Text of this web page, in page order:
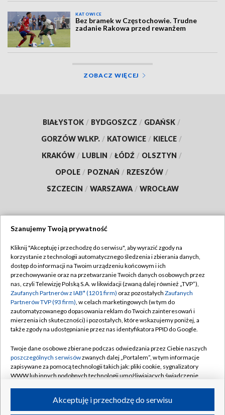
KATOWICE
Bez bramek w Częstochowie. Trudne
zadanie Rakowa przed rewanżem
ZOBACZ WIĘCEJ
BIAŁYSTOK / BYDGOSZCZ / GDAŃSK /
GORZÓW WLKP. / KATOWICE / KIELCE /
KRAKÓW / LUBLIN / ŁÓDŹ / OLSZTYN /
OPOLE / POZNAŃ / RZESZÓW /
SZCZECIN / WARSZAWA / WROCŁAW
TVP
Abonament TVP
Emisja w TVP
Centrum informacji TVP
Naziemna Telewizja Cyfrowa
Rada Programowa
System NOS
Informacje o nadawcy
Program dla prasy
Regulamin TVP
Polityka prywatności
Moje zgody
Pomoc
Kontakt
Kanały
Szanujemy Twoją prywatność
Kliknij "Akceptuję i przechodzę do serwisu", aby wyrazić zgody na
korzystanie z technologii automatycznego śledzenia i zbierania danych,
dostęp do informacji na Twoim urządzeniu końcowym i ich
przechowywanie oraz na przetwarzanie Twoich danych osobowych przez
nas, czyli Telewizję Polską S.A. w likwidacji (zwaną dalej również „TVP”),
Zaufanych Partnerów z IAB* (1201 firm) oraz pozostałych Zaufanych
Partnerów TVP (93 firm), w celach marketingowych (w tym do
zautomatyzowanego dopasowania reklam do Twoich zainteresowań i
mierzenia ich skuteczności) i pozostałych, które wskazujemy poniżej, a
także zgody na udostępnianie przez nas identyfikatora PPID do Google.
Twoje dane osobowe zbierane podczas odwiedzania przez Ciebie naszych
poszczególnych serwisówzwanych dalej „Portalem”, w tym informacje
zapisywane za pomocą technologii takich jak: pliki cookie, sygnalizatory
WWW lub innych podobnych technologii umożliwiających świadczenie
ruchu w Internecie.Akceptuję i przechodzę do serwisu